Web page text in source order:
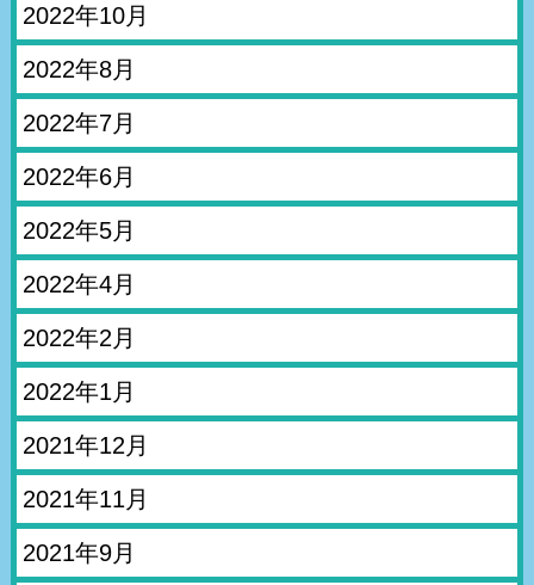
2022年10月
2022年8月
2022年7月
2022年6月
2022年5月
2022年4月
2022年2月
2022年1月
2021年12月
2021年11月
2021年9月